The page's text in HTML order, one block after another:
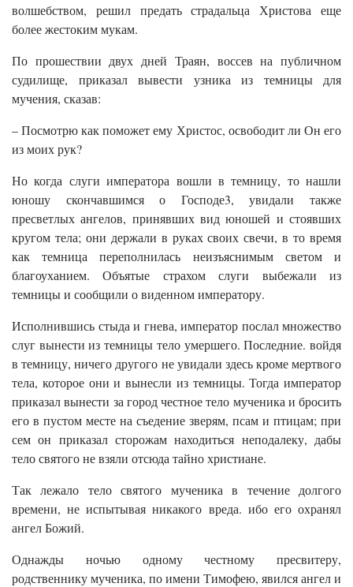
волшебством, решил предать страдальца Христова еще
более жестоким мукам.
По прошествии двух дней Траян, воссев на публичном
судилище, приказал вывести узника из темницы для
мучения, сказав:
– Посмотрю как поможет ему Христос, освободит ли Он его
из моих рук?
Но когда слуги императора вошли в темницу, то нашли
юношу скончавшимся о Господе3, увидали также
пресветлых ангелов, принявших вид юношей и стоявших
кругом тела; они держали в руках своих свечи, в то время
как темница переполнилась неизъяснимым светом и
благоуханием. Объятые страхом слуги выбежали из
темницы и сообщили о виденном императору.
Исполнившись стыда и гнева, император послал множество
слуг вынести из темницы тело умершего. Последние. войдя
в темницу, ничего другого не увидали здесь кроме мертвого
тела, которое они и вынесли из темницы. Тогда император
приказал вынести за город честное тело мученика и бросить
его в пустом месте на съедение зверям, псам и птицам; при
сем он приказал сторожам находиться неподалеку, дабы
тело святого не взяли отсюда тайно христиане.
Так лежало тело святого мученика в течение долгого
времени, не испытывая никакого вреда. ибо его охранял
ангел Божий.
Однажды ночью одному честному пресвитеру,
родственнику мученика, по имени Тимофею, явился ангел и